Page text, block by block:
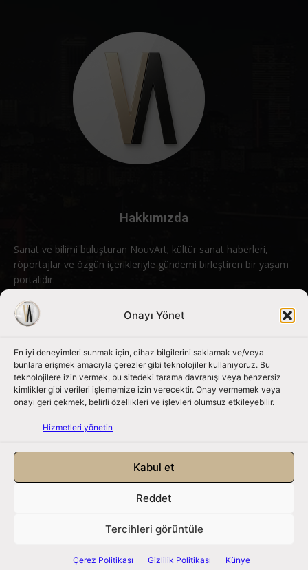
Onayı Yönet
En iyi deneyimleri sunmak için, cihaz bilgilerini saklamak ve/veya
bunlara erişmek amacıyla çerezler gibi teknolojiler kullanıyoruz. Bu
teknolojilere izin vermek, bu sitedeki tarama davranışı veya benzersiz
kimlikler gibi verileri işlememize izin verecektir. Onay vermemek veya
onayı geri çekmek, belirli özellikleri ve işlevleri olumsuz etkileyebilir.
Hizmetleri yönetin
Kabul et
Reddet
Tercihleri görüntüle
Çerez Politikası Gizlilik Politikası Künye
Hakkımızda
Sanat ve bilimi buluşturan NouvArt; kültür sanat haberleri,
röportajlar ve özgün içerikleriyle gündemi birleştiren bir yaşam
portalıdır.
Bizimle iletişime geçin: info@nouvart.net
Bizi Takip Edin
Künye|İletişim